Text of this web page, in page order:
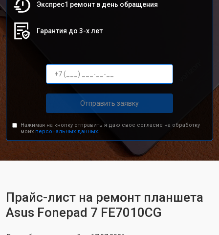
Экспрес1 ремонт в день обращения
Гарантия до 3-х лет
Отправить заявку
Нажимая на кнопку отправить я даю свое согласие на обработку
моих персональных данных.
Прайс-лист на ремонт планшета
Asus Fonepad 7 FE7010CG